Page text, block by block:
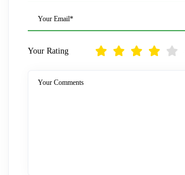
Your Email*
Your Rating
Your Comments